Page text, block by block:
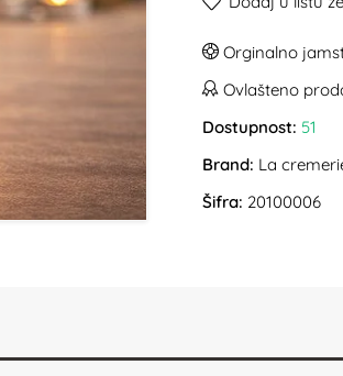
Orginalno
Ovlašteno
Dostupnost: 51
Brand: La
Šifra: 20100006